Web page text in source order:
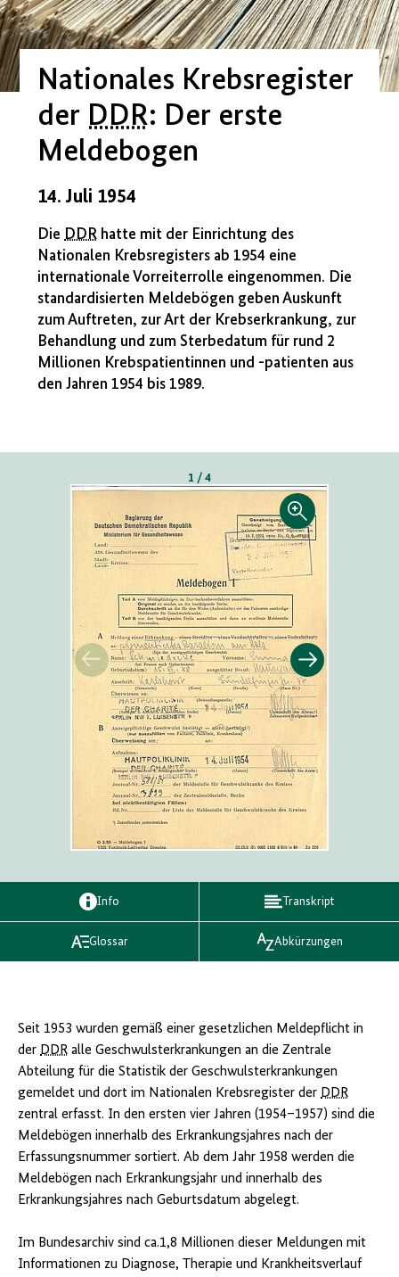
Nationales Krebsregister
der DDR: Der erste
Meldebogen
14. Juli 1954
Die DDR hatte mit der Einrichtung des
Nationalen Krebsregisters ab 1954 eine
internationale Vorreiterrolle eingenommen. Die
standardisierten Meldebögen geben Auskunft
zum Auftreten, zur Art der Krebserkrankung, zur
Behandlung und zum Sterbedatum für rund 2
Millionen Krebspatientinnen und -patienten aus
den Jahren 1954 bis 1989.
1 / 4
Info Transkript
Glossar Abkürzungen
Seit 1953 wurden gemäß einer gesetzlichen Meldepflicht in
der DDR alle Geschwulsterkrankungen an die Zentrale
Abteilung für die Statistik der Geschwulsterkrankungen
gemeldet und dort im Nationalen Krebsregister der DDR
zentral erfasst. In den ersten vier Jahren (1954–1957) sind die
Meldebögen innerhalb des Erkrankungsjahres nach der
Erfassungsnummer sortiert. Ab dem Jahr 1958 werden die
Meldebögen nach Erkrankungsjahr und innerhalb des
Erkrankungsjahres nach Geburtsdatum abgelegt.
Im Bundesarchiv sind ca.1,8 Millionen dieser Meldungen mit
Informationen zu Diagnose, Therapie und Krankheitsverlauf